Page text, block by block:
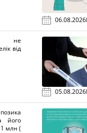
06.08.2026
не
від
05.08.2026
його
млн (